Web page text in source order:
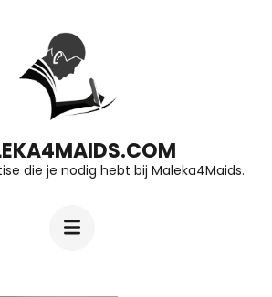
die je nodig hebt bij Maleka4Maids.